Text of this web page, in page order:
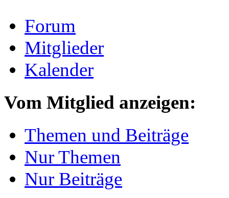
Forum
Mitglieder
Kalender
Vom Mitglied anzeigen:
Themen und Beiträge
Nur Themen
Nur Beiträge